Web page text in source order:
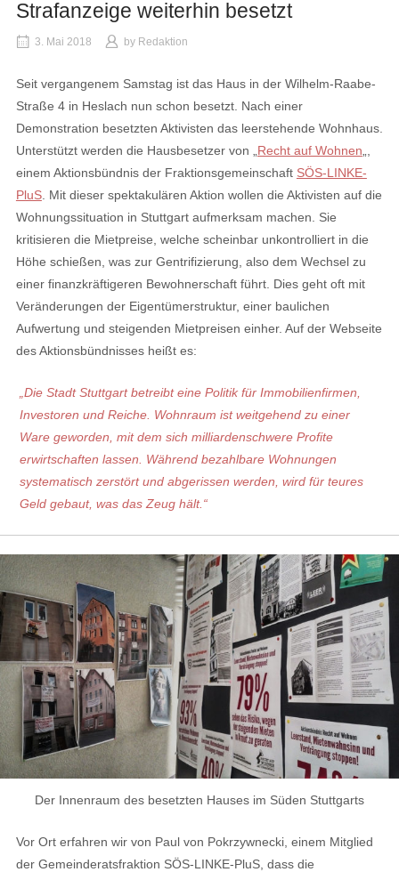
Strafanzeige weiterhin besetzt
3. Mai 2018 by Redaktion
Seit vergangenem Samstag ist das Haus in der Wilhelm-Raabe-
Straße 4 in Heslach nun schon besetzt. Nach einer
Demonstration besetzten Aktivisten das leerstehende Wohnhaus.
Unterstützt werden die Hausbesetzer von „Recht auf Wohnen„,
einem Aktionsbündnis der Fraktionsgemeinschaft SÖS-LINKE-
PluS. Mit dieser spektakulären Aktion wollen die Aktivisten auf die
Wohnungssituation in Stuttgart aufmerksam machen. Sie
kritisieren die Mietpreise, welche scheinbar unkontrolliert in die
Höhe schießen, was zur Gentrifizierung, also dem Wechsel zu
einer finanzkräftigeren Bewohnerschaft führt. Dies geht oft mit
Veränderungen der Eigentümerstruktur, einer baulichen
Aufwertung und steigenden Mietpreisen einher. Auf der Webseite
des Aktionsbündnisses heißt es:
„Die Stadt Stuttgart betreibt eine Politik für Immobilienfirmen,
Investoren und Reiche. Wohnraum ist weitgehend zu einer
Ware geworden, mit dem sich milliardenschwere Profite
erwirtschaften lassen. Während bezahlbare Wohnungen
systematisch zerstört und abgerissen werden, wird für teures
Geld gebaut, was das Zeug hält.“
Der Innenraum des besetzten Hauses im Süden Stuttgarts
Vor Ort erfahren wir von Paul von Pokrzywnecki, einem Mitglied
der Gemeinderatsfraktion SÖS-LINKE-PluS, dass die